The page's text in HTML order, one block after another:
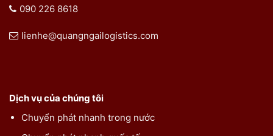
090 226 8618
lienhe@quangngailogistics.com
Dịch vụ của chúng tôi
Chuyển phát nhanh trong nước